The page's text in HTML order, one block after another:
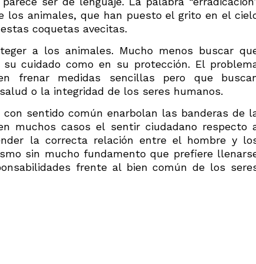
los animales, que han puesto el grito en el
coquetas avecitas.
a los animales. Mucho menos buscar
cuidado como en su protección. El
frenar medidas sencillas pero que
o la integridad de los seres humanos.
sentido común enarbolan las banderas de
muchos casos el sentir ciudadano respecto
la correcta relación entre el hombre y
sin mucho fundamento que prefiere
frente al bien común de los